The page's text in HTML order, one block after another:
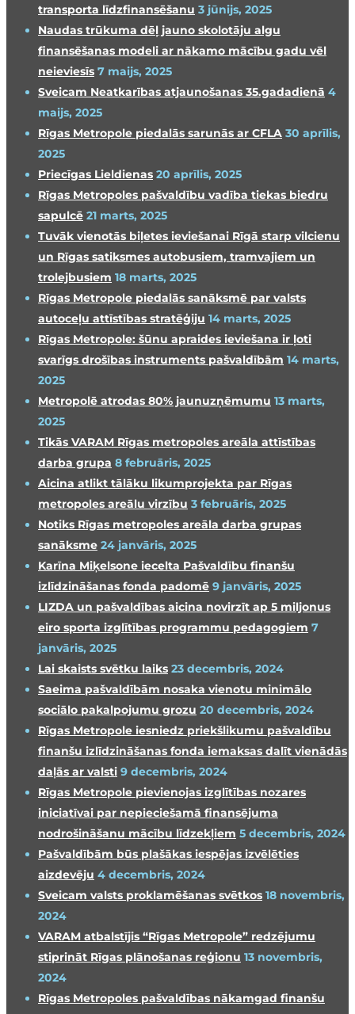
transporta līdzfinansēšanu 3 jūnijs, 2025
Naudas trūkuma dēļ jauno skolotāju algu
finansēšanas modeli ar nākamo mācību gadu vēl
neieviesīs 7 maijs, 2025
Sveicam Neatkarības atjaunošanas 35.gadadienā 4
maijs, 2025
Rīgas Metropole piedalās sarunās ar CFLA 30 aprīlis,
2025
Priecīgas Lieldienas 20 aprīlis, 2025
Rīgas Metropoles pašvaldību vadība tiekas biedru
sapulcē 21 marts, 2025
Tuvāk vienotās biļetes ieviešanai Rīgā starp vilcienu
un Rīgas satiksmes autobusiem, tramvajiem un
trolejbusiem 18 marts, 2025
Rīgas Metropole piedalās sanāksmē par valsts
autoceļu attīstības stratēģiju 14 marts, 2025
Rīgas Metropole: šūnu apraides ieviešana ir ļoti
svarīgs drošības instruments pašvaldībām 14 marts,
2025
Metropolē atrodas 80% jaunuzņēmumu 13 marts,
2025
Tikās VARAM Rīgas metropoles areāla attīstības
darba grupa 8 februāris, 2025
Aicina atlikt tālāku likumprojekta par Rīgas
metropoles areālu virzību 3 februāris, 2025
Notiks Rīgas metropoles areāla darba grupas
sanāksme 24 janvāris, 2025
Karīna Miķelsone iecelta Pašvaldību finanšu
izlīdzināšanas fonda padomē 9 janvāris, 2025
LIZDA un pašvaldības aicina novirzīt ap 5 miljonus
eiro sporta izglītības programmu pedagogiem 7
janvāris, 2025
Lai skaists svētku laiks 23 decembris, 2024
Saeima pašvaldībām nosaka vienotu minimālo
sociālo pakalpojumu grozu 20 decembris, 2024
Rīgas Metropole iesniedz priekšlikumu pašvaldību
finanšu izlīdzināšanas fonda iemaksas dalīt vienādās
daļās ar valsti 9 decembris, 2024
Rīgas Metropole pievienojas izglītības nozares
iniciatīvai par nepieciešamā finansējuma
nodrošināšanu mācību līdzekļiem 5 decembris, 2024
Pašvaldībām būs plašākas iespējas izvēlēties
aizdevēju 4 decembris, 2024
Sveicam valsts proklamēšanas svētkos 18 novembris,
2024
VARAM atbalstījis “Rīgas Metropole” redzējumu
stiprināt Rīgas plānošanas reģionu 13 novembris,
2024
Rīgas Metropoles pašvaldības nākamgad finanšu